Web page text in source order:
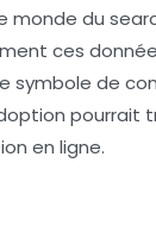
monde du
ces
symbole de
pourrait
en ligne.